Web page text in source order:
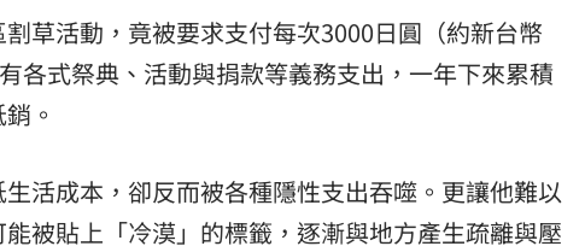
草活動，竟被要求支付每次3000日圓（約新台幣
各式祭典、活動與捐款等義務支出，一年下來累積
。
活成本，卻反而被各種隱性支出吞噬。更讓他難以
被貼上「冷漠」的標籤，逐漸與地方產生疏離與壓